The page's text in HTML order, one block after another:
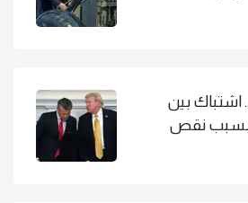
اشتباك بين
بسبب نقص